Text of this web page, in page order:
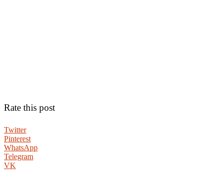
Rate this post
Twitter
Pinterest
WhatsApp
Telegram
VK